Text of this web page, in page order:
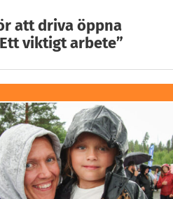
att driva öppna
viktigt arbete”